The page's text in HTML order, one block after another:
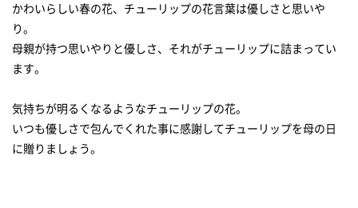
かわいらしい春の花、チューリップの花言葉は優しさと思いや
り。
母親が持つ思いやりと優しさ、それがチューリップに詰まってい
ます。
気持ちが明るくなるようなチューリップの花。
いつも優しさで包んでくれた事に感謝してチューリップを母の日
に贈りましょう。